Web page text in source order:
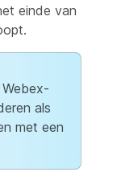
einde van
als
met een